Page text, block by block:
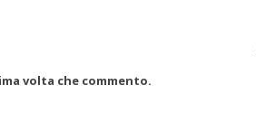
volta che commento.